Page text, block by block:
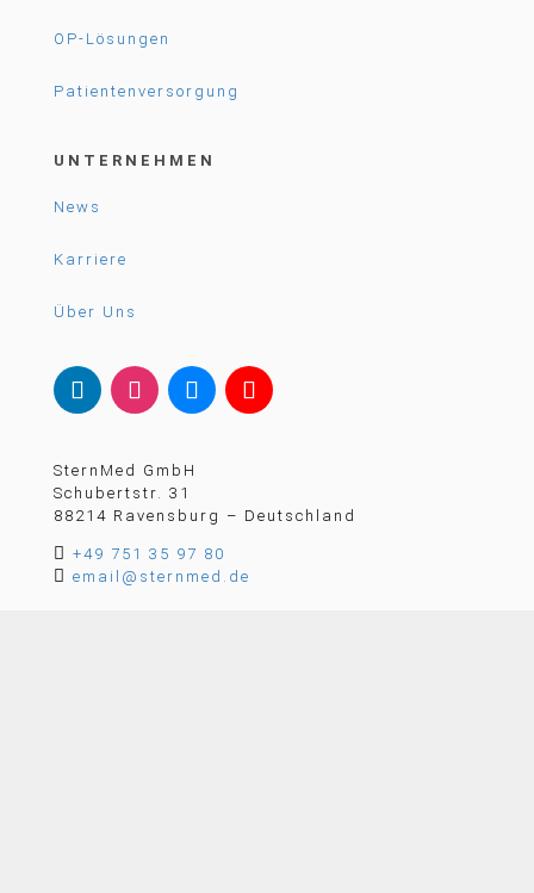
OP-Lösungen
Patientenversorgung
UNTERNEHMEN
News
Karriere
Über Uns
SternMed GmbH
Schubertstr. 31
88214 Ravensburg – Deutschland
 +49 751 35 97 80
 email@sternmed.de